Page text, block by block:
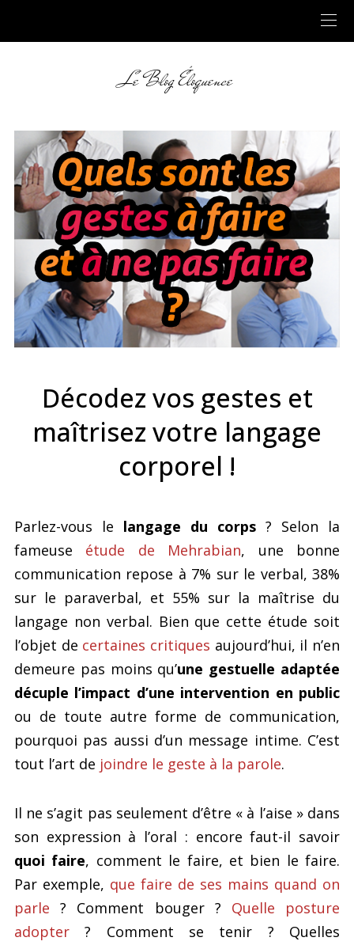
Le Blog Éloquence
Décodez vos gestes et
maîtrisez votre langage
corporel !
Parlez-vous le langage du corps ? Selon la
fameuse étude de Mehrabian, une bonne
communication repose à 7% sur le verbal, 38%
sur le paraverbal, et 55% sur la maîtrise du
langage non verbal. Bien que cette étude soit
l’objet de certaines critiques aujourd’hui, il n’en
demeure pas moins qu’une gestuelle adaptée
décuple l’impact d’une intervention en public
ou de toute autre forme de communication,
pourquoi pas aussi d’un message intime. C’est
tout l’art de joindre le geste à la parole.
Il ne s’agit pas seulement d’être « à l’aise » dans
son expression à l’oral : encore faut-il savoir
quoi faire, comment le faire, et bien le faire.
Par exemple, que faire de ses mains quand on
parle ? Comment bouger ? Quelle posture
adopter ? Comment se tenir ? Quelles